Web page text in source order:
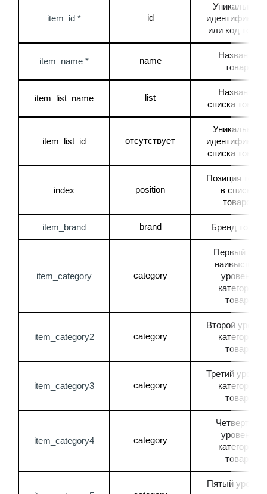
item_id * id
Уникальный
или код
item_name * name
Название
товара
item_list_name list
Название
списка
item_list_id отсутствует
Уникальный
списка
index position
Позиция
в списке
товаров
item_brand brand Бренд товара
item_category category
Первый или
наивысший
уровень
категории
товара
item_category2 category
Второй
категории
товара
item_category3 category
Третий
категории
товара
item_category4 category
Четвертый
уровень
категории
товара
Пятый